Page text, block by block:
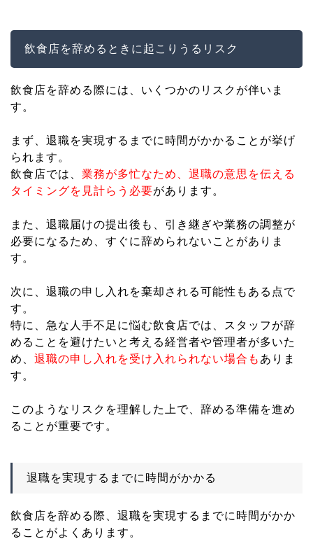
飲食店を辞めるときに起こりうるリスク
飲食店を辞める際には、いくつかのリスクが伴いま
す。
まず、退職を実現するまでに時間がかかることが挙げ
られます。
飲食店では、 業務が多忙なため、退職の意思を伝える
タイミングを見計らう必要があります。
また、退職届けの提出後も、引き継ぎや業務の調整が
必要になるため、すぐに辞められないことがありま
す。
次に、退職の申し入れを棄却される可能性もある点で
す。
特に、急な人手不足に悩む飲食店では、スタッフが辞
めることを避けたいと考える経営者や管理者が多いた
め、 退職の申し入れを受け入れられない場合も ありま
す。
このようなリスクを理解した上で、辞める準備を進め
ることが重要です。
退職を実現するまでに時間がかかる
飲食店を辞める際、退職を実現するまでに時間がかか
ることがよくあります。